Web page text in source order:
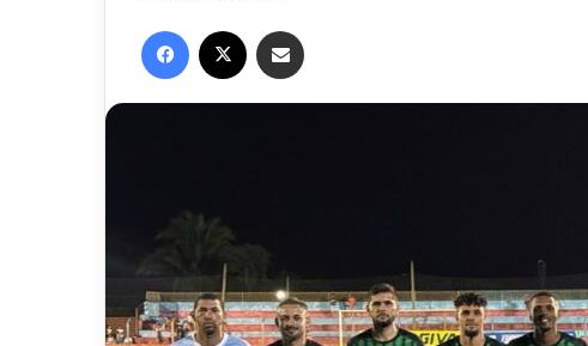
Facebook